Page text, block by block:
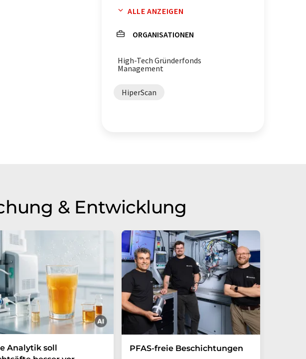
Qualitätssicherung
Prozessanalyse
Chemie Analytik
ALLE ANZEIGEN
ORGANISATIONEN
High-Tech Gründerfonds
Management
HiperScan
& Entwicklung
Analytik soll
PFAS-freie Beschichtungen